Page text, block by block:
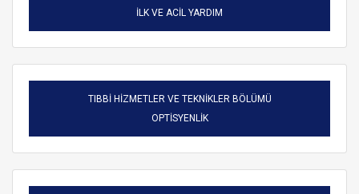
İLK VE ACİL YARDIM
TIBBİ HİZMETLER VE TEKNİKLER BÖLÜMÜ
OPTİSYENLİK